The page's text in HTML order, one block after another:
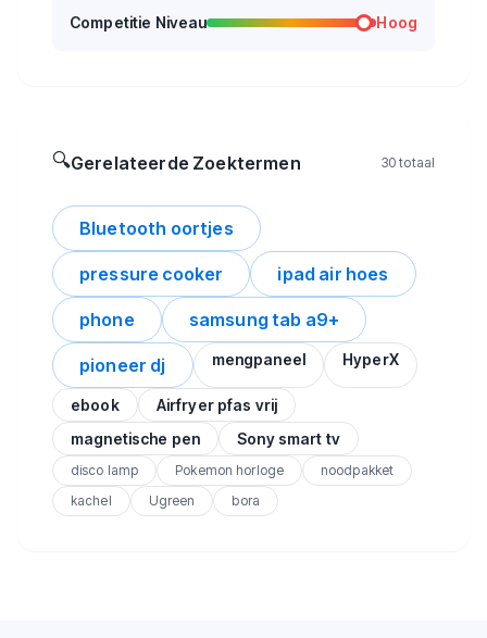
Competitie Niveau Hoog
🔍Gerelateerde Zoektermen 30 totaal
Bluetooth oortjes
pressure cooker ipad air hoes
phone samsung tab a9+
pioneer dj mengpaneel HyperX
ebook
Airfryer pfas vrij
magnetische pen
Sony smart tv
disco lamp Pokemon horloge
noodpakket
kachel
Ugreen bora